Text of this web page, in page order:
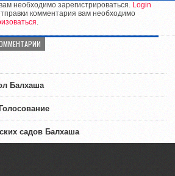
необходимо зарегистрироваться. Login
комментария вам необходимо
.
Балхаша
садов Балхаша